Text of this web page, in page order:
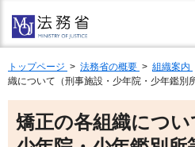
トップページ > 法務省の概要 > 組織案内
織について（刑事施設・少年院・少年鑑別
矯正の各組織につい